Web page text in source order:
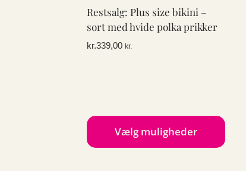
varianter.
Mulighederne
Restsalg: Plus size bikini –
sort med hvide polka prikker
kr.339,00 kr.
Vælg muligheder